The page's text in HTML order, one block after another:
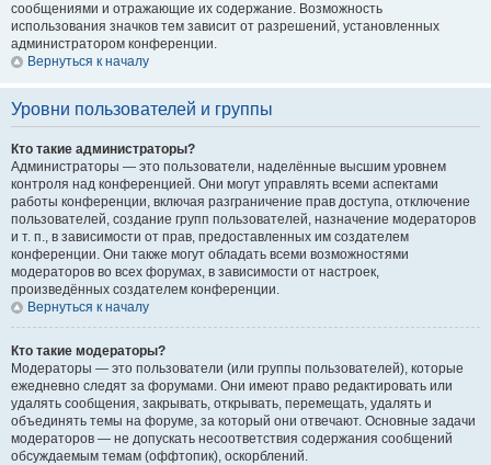
сообщениями и отражающие их содержание. Возможность
использования значков тем зависит от разрешений, установленных
администратором конференции.
Вернуться к началу
Уровни пользователей и группы
Кто такие администраторы?
Администраторы — это пользователи, наделённые высшим уровнем
контроля над конференцией. Они могут управлять всеми аспектами
работы конференции, включая разграничение прав доступа, отключение
пользователей, создание групп пользователей, назначение модераторов
и т. п., в зависимости от прав, предоставленных им создателем
конференции. Они также могут обладать всеми возможностями
модераторов во всех форумах, в зависимости от настроек,
произведённых создателем конференции.
Вернуться к началу
Кто такие модераторы?
Модераторы — это пользователи (или группы пользователей), которые
ежедневно следят за форумами. Они имеют право редактировать или
удалять сообщения, закрывать, открывать, перемещать, удалять и
объединять темы на форуме, за который они отвечают. Основные задачи
модераторов — не допускать несоответствия содержания сообщений
обсуждаемым темам (оффтопик), оскорблений.